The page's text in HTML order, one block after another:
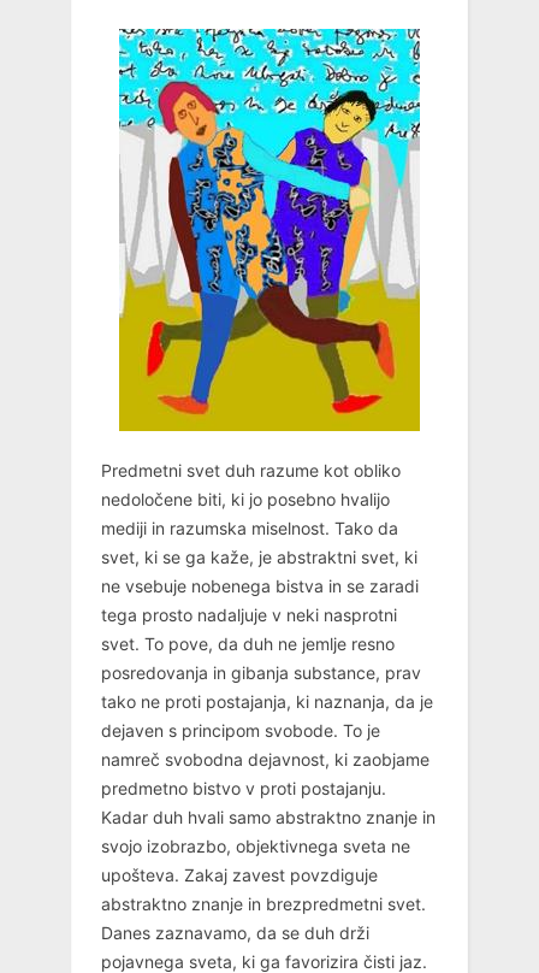
Predmetni svet duh razume kot obliko
nedoločene biti, ki jo posebno hvalijo
mediji in razumska miselnost. Tako da
svet, ki se ga kaže, je abstraktni svet, ki
ne vsebuje nobenega bistva in se zaradi
tega prosto nadaljuje v neki nasprotni
svet. To pove, da duh ne jemlje resno
posredovanja in gibanja substance, prav
tako ne proti postajanja, ki naznanja, da je
dejaven s principom svobode. To je
namreč svobodna dejavnost, ki zaobjame
predmetno bistvo v proti postajanju.
Kadar duh hvali samo abstraktno znanje in
svojo izobrazbo, objektivnega sveta ne
upošteva. Zakaj zavest povzdiguje
abstraktno znanje in brezpredmetni svet.
Danes zaznavamo, da se duh drži
pojavnega sveta, ki ga favorizira čisti jaz.